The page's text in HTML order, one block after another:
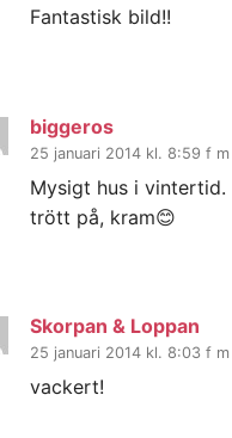
Fantastisk bild!!
biggeros
25 januari 2014 kl. 8:59 f m
Mysigt hus i
trött på, kram😊
Skorpan & Loppan
25 januari 2014 kl. 8:03 f m
vackert!